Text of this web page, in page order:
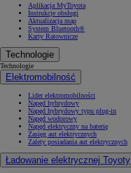
Aplikacja MyToyota
Instrukcje obsługi
Aktualizacja map
System Bluetooth®
Karty Ratownicze
Technologie
Technologie
Elektromobilność
Lider elektromobilności
Napęd hybrydowy
Napęd hybrydowy typu plug-in
Napęd wodorowy
Napęd elektryczny na baterię
Zasięg aut elektrycznych
Zalety posiadania aut elektrycznych
Ładowanie elektrycznej Toyoty